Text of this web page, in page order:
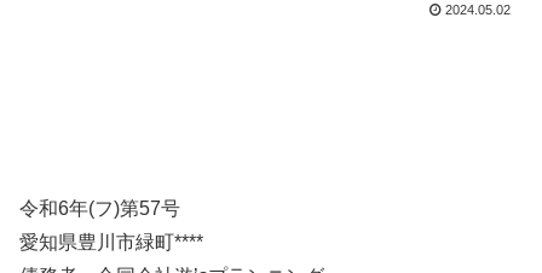
2024.05.02
令和6年(フ)第57号
愛知県豊川市緑町****